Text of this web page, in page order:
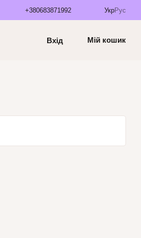
+380683871992 УкрРус
Вхід Мій кошик